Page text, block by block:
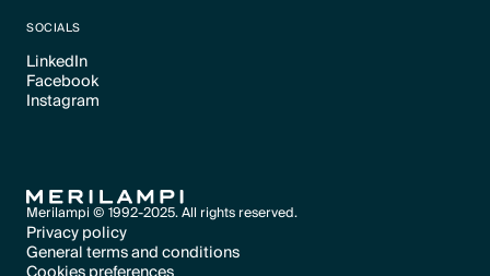
SOCIALS
LinkedIn
Text Link
Facebook
Text Link
Instagram
Merilampi © 1992-2025. All rights reserved.
Privacy policy
Text Link
General terms and conditions